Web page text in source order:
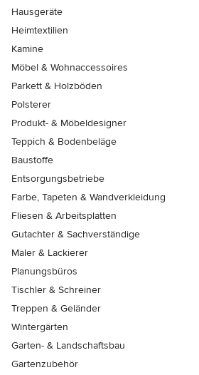
Hausgeräte
Heimtextilien
Kamine
Möbel & Wohnaccessoires
Parkett & Holzböden
Polsterer
Produkt- & Möbeldesigner
Teppich & Bodenbeläge
Baustoffe
Entsorgungsbetriebe
Farbe, Tapeten & Wandverkleidung
Fliesen & Arbeitsplatten
Gutachter & Sachverständige
Maler & Lackierer
Planungsbüros
Tischler & Schreiner
Treppen & Geländer
Wintergärten
Garten- & Landschaftsbau
Gartenzubehör